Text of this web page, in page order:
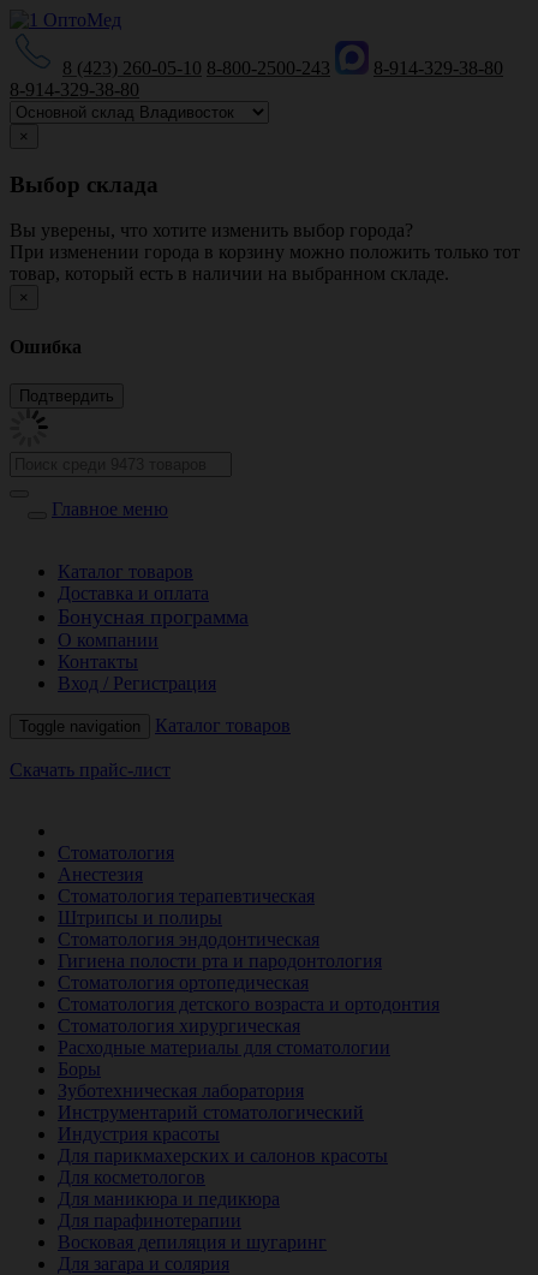
8 (423) 260-05-10 8-800-2500-243
8-914-329-38-80
8-914-329-38-80
×
Выбор склада
Вы уверены, что хотите изменить выбор города?
При изменении города в корзину можно положить только тот
товар, который есть в наличии на выбранном складе.
×
Ошибка
Главное меню
Каталог товаров
Доставка и оплата
Бонусная программа
О компании
Контакты
Вход / Регистрация
Toggle navigation Каталог товаров
Скачать прайс-лист
Стоматология
Анестезия
Стоматология терапевтическая
Штрипсы и полиры
Стоматология эндодонтическая
Гигиена полости рта и пародонтология
Стоматология ортопедическая
Стоматология детского возраста и ортодонтия
Стоматология хирургическая
Расходные материалы для стоматологии
Боры
Зуботехническая лаборатория
Инструментарий стоматологический
Индустрия красоты
Для парикмахерских и салонов красоты
Для косметологов
Для маникюра и педикюра
Для парафинотерапии
Восковая депиляция и шугаринг
Для загара и солярия